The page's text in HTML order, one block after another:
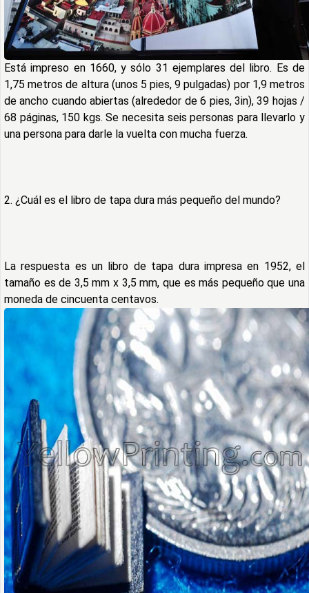
Está impreso en 1660, y sólo 31 ejemplares del libro. Es de
1,75 metros de altura (unos 5 pies, 9 pulgadas) por 1,9 metros
de ancho cuando abiertas (alrededor de 6 pies, 3in), 39 hojas /
68 páginas, 150 kgs. Se necesita seis personas para llevarlo y
una persona para darle la vuelta con mucha fuerza.
2. ¿Cuál es el libro de tapa dura más pequeño del mundo?
La respuesta es un libro de tapa dura impresa en 1952, el
tamaño es de 3,5 mm x 3,5 mm, que es más pequeño que una
moneda de cincuenta centavos.